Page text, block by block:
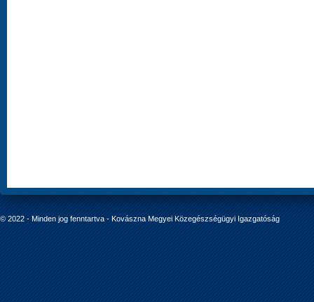
© 2022 - Minden jog fenntartva - Kovászna Megyei Közegészségügyi Igazgatóság